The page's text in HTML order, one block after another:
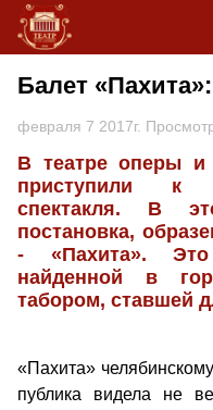
Балет
февраля 7 2017г.
В театре оперы
приступили к
спектакля. В
постановка,
- «Пахита».
найденной в
табором, ставшей
«Пахита»
публика видела не